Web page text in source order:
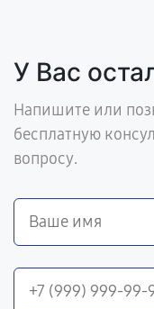
У Вас
Напишите или
бесплатную
вопросу.